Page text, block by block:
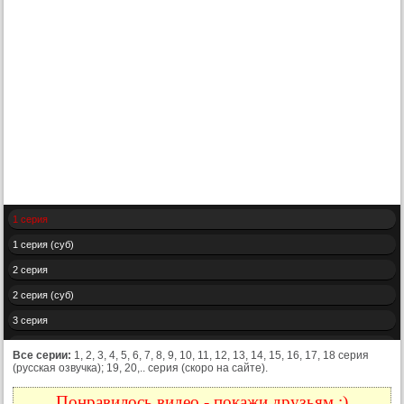
1 серия
1 серия (суб)
2 серия
2 серия (суб)
3 серия
4 серия
4 серия (суб)
Все серии: 1, 2, 3, 4, 5, 6, 7, 8, 9, 10, 11, 12, 13, 14, 15, 16, 17, 18 серия
(русская озвучка); 19, 20,.. серия (скоро на сайте).